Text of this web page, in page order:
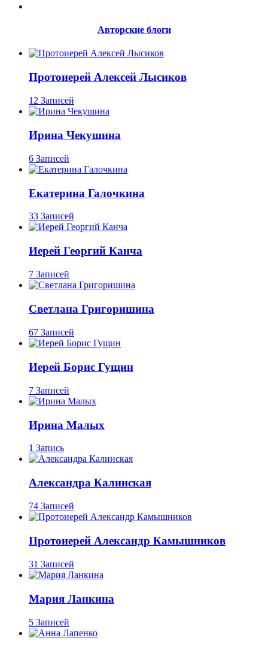
Авторские блоги
Протоиерей Алексей Лысиков
12 Записей
Ирина Чекушина
6 Записей
Екатерина Галочкина
33 Записей
Иерей Георгий Канча
7 Записей
Светлана Григоришина
67 Записей
Иерей Борис Гущин
7 Записей
Ирина Малых
1 Запись
Александра Калинская
74 Записей
Протоиерей Александр Камышников
31 Записей
Мария Ланкина
5 Записей